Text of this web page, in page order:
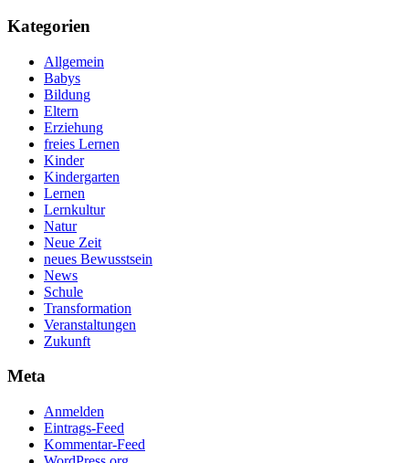
Kategorien
Allgemein
Babys
Bildung
Eltern
Erziehung
freies Lernen
Kinder
Kindergarten
Lernen
Lernkultur
Natur
Neue Zeit
neues Bewusstsein
News
Schule
Transformation
Veranstaltungen
Zukunft
Meta
Anmelden
Eintrags-Feed
Kommentar-Feed